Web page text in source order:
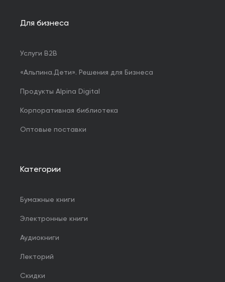
Для бизнеса
Услуги B2B
«Альпина.Дети». Решения для Бизнеса
Продукты Alpina Digital
Корпоративная библиотека
Оптовые поставки
Категории
Бумажные книги
Электронные книги
Аудиокниги
Лекторий
Скидки